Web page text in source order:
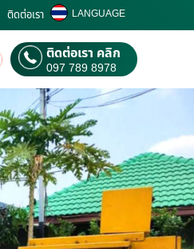
ติดต่อเรา LANGUAGE
ติดต่อเรา คลิก
097 789 8978